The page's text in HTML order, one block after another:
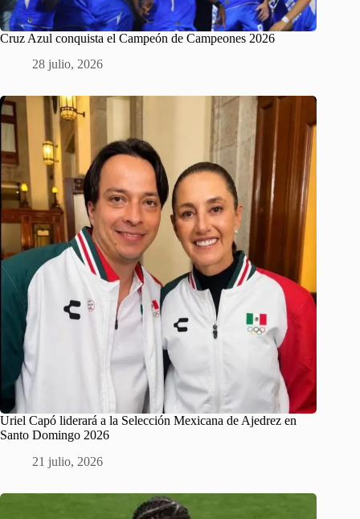
Cruz Azul conquista el Campeón de Campeones 2026
28 julio, 2026
Uriel Capó liderará a la Selección Mexicana de Ajedrez en
Santo Domingo 2026
21 julio, 2026